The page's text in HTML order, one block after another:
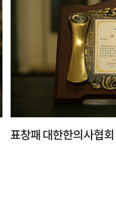
표창패 대한한의사협회